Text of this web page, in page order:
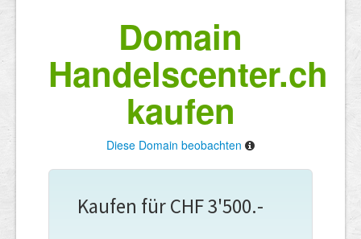
Domain
Handelscenter.ch
kaufen
Diese Domain beobachten
Kaufen für CHF 3'500.-